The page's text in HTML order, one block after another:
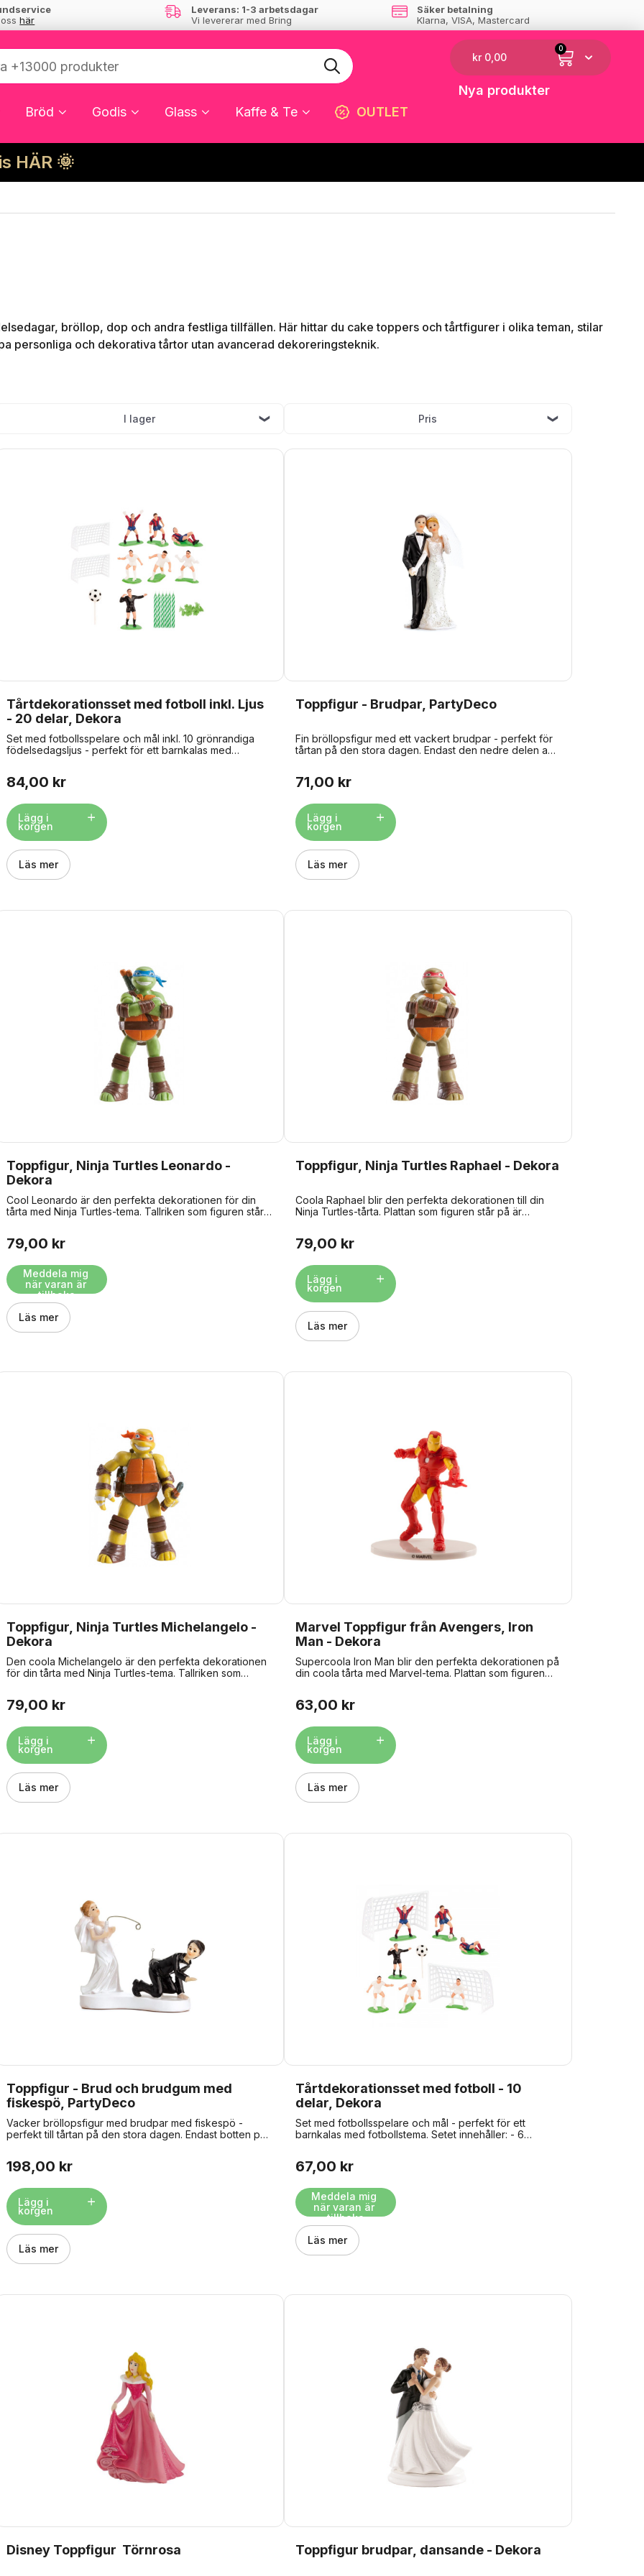
här
Leverans: 1-3 arbetsdagar
Vi levererar med Bring
Säker betalning
Klarna, VISA, Mastercard
Bröd Godis Glass Kaffe & Te OUTLET
kr0,00
0
Nya produkter
HÄR 🌞
bröllop, dop och andra festliga tillfällen. Här hittar du cake toppers och tårtfigurer i olika teman, stilar
personliga och dekorativa tårtor utan avancerad dekoreringsteknik.
I lager Pris
Tårtdekorationsset med fotboll inkl. Ljus
- 20 delar, Dekora
Set med fotbollsspelare och mål inkl. 10 grönrandiga
födelsedagsljus - perfekt för ett barnkalas med
hållare
84,00 kr
Lägg i
korgen
Läs mer
Toppfigur - Brudpar, PartyDeco
Fin bröllopsfigur med ett vackert brudpar - perfekt för
tårtan på den stora dagen. Endast den nedre delen av
71,00 kr
Lägg i
korgen
Läs mer
Toppfigur, Ninja Turtles Leonardo -
Dekora
Cool Leonardo är den perfekta dekorationen för din
tårta med Ninja Turtles-tema. Tallriken som figuren står
just HÄR Storlek: ca 8 cm. Material: plast.
79,00 kr
Meddela mig
när varan är
tillbaka
Läs mer
Toppfigur, Ninja Turtles Raphael - Dekora
Coola Raphael blir den perfekta dekorationen till din
Ninja Turtles-tårta. Plattan som figuren står på är
HÄR Storlek: ca 8 cm. Material: plast.
79,00 kr
Lägg i
korgen
Läs mer
Toppfigur, Ninja Turtles Michelangelo -
Dekora
Den coola Michelangelo är den perfekta dekorationen
för din tårta med Ninja Turtles-tema. Tallriken som
Ninja Turtles just HÄR Storlek: ca 8 cm. Material: plast.
79,00 kr
Lägg i
korgen
Läs mer
Marvel Toppfigur från Avengers, Iron
Man - Dekora
Supercoola Iron Man blir den perfekta dekorationen på
din coola tårta med Marvel-tema. Plattan som figuren
plast.
63,00 kr
Lägg i
korgen
Läs mer
Toppfigur - Brud och brudgum med
fiskespö, PartyDeco
Vacker bröllopsfigur med brudpar med fiskespö -
perfekt till tårtan på den stora dagen. Endast botten på
förekomma ojämnheter/fläckar på figuren - den
198,00 kr
Lägg i
korgen
Läs mer
Tårtdekorationsset med fotboll - 10
delar, Dekora
Set med fotbollsspelare och mål - perfekt för ett
barnkalas med fotbollstema. Setet innehåller: - 6
67,00 kr
Meddela mig
när varan är
tillbaka
Läs mer
Disney Toppfigur  Törnrosa Toppfigur brudpar, dansande - Dekora